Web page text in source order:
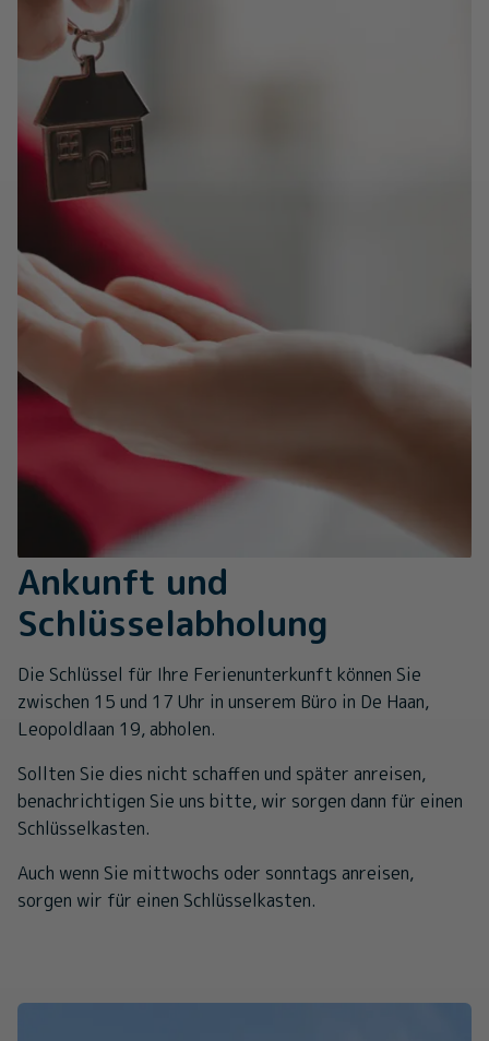
Ankunft und
Schlüsselabholung
Die Schlüssel für Ihre Ferienunterkunft können Sie
zwischen 15 und 17 Uhr in unserem Büro in De Haan,
Leopoldlaan 19, abholen.
Sollten Sie dies nicht schaffen und später anreisen,
benachrichtigen Sie uns bitte, wir sorgen dann für einen
Schlüsselkasten.
Auch wenn Sie mittwochs oder sonntags anreisen,
sorgen wir für einen Schlüsselkasten.